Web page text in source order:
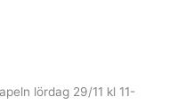
lördag 29/11 kl 11-